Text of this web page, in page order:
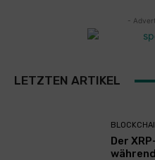
-
LETZTEN ARTIKEL
Der